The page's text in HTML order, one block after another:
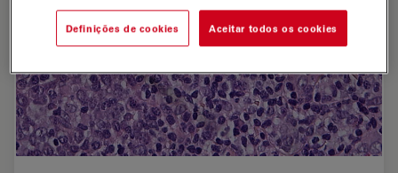
Definições de cookies Aceitar todos os cookies